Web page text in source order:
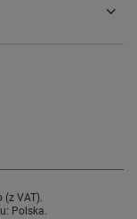
VAT).
Polska